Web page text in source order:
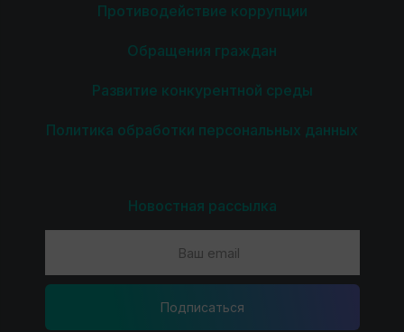
Противодействие коррупции
Обращения граждан
Развитие конкурентной среды
Политика обработки персональных данных
Новостная рассылка
Подпиcаться